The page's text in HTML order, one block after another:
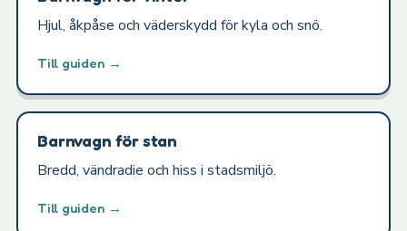
Hjul, åkpåse och väderskydd för kyla och snö.
Till guiden →
Barnvagn för stan
Bredd, vändradie och hiss i stadsmiljö.
Till guiden →